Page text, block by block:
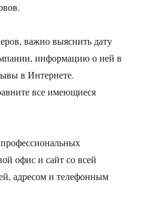
важно выяснить дату
информацию о ней в
в Интернете.
все имеющиеся
офис и сайт со всей
адресом и телефонным